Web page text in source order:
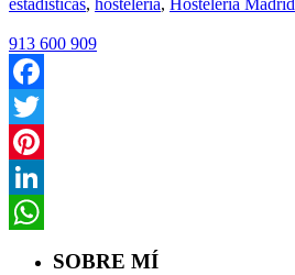
913 600 909
Facebook
Twitter
Pinterest
LinkedIn
SOBRE MÍ